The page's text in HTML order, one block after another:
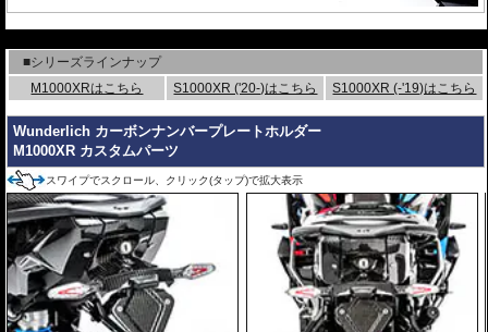
■シリーズラインナップ
M1000XRはこちら
S1000XR ('20-)はこちら S1000XR (-'19)はこちら
Wunderlich カーボンナンバープレートホルダー
M1000XR カスタムパーツ
スワイプでスクロール、クリック(タップ)で拡大表示